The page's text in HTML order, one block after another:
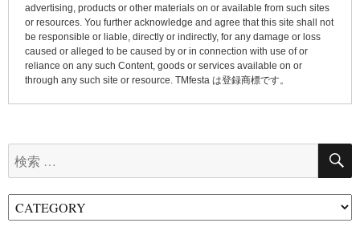
advertising, products or other materials on or available from such sites
or resources. You further acknowledge and agree that this site shall not
be responsible or liable, directly or indirectly, for any damage or loss
caused or alleged to be caused by or in connection with use of or
reliance on any such Content, goods or services available on or
through any such site or resource. TMfesta は登録商標です。
索: